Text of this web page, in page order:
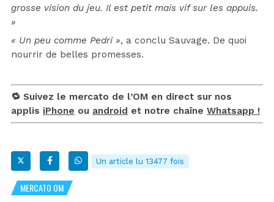
grosse vision du jeu. Il est petit mais vif sur les appuis.
»
« Un peu comme Pedri », a conclu Sauvage. De quoi
nourrir de belles promesses.
🔁 Suivez le mercato de l’OM en direct sur nos
applis iPhone ou android et notre chaîne Whatsapp !
Un article lu 13477 fois
MERCATO OM